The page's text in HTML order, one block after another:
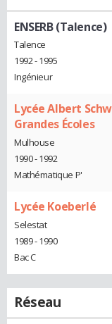
ENSERB (Talence)
Talence
1992 - 1995
Ingénieur
Lycée Albert
Grandes Écoles
Mulhouse
1990 - 1992
Mathématique P'
Lycée Koeberlé
Selestat
1989 - 1990
Bac C
Réseau